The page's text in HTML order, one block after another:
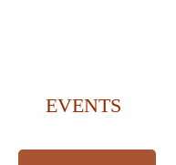
EVENTS